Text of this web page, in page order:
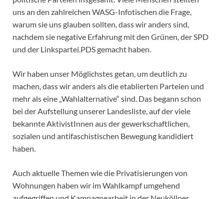
uns an den zahlreichen WASG-Infotischen die Frage,
warum sie uns glauben sollten, dass wir anders sind,
nachdem sie negative Erfahrung mit den Grünen, der SPD
und der Linkspartei.PDS gemacht haben.
Wir haben unser Möglichstes getan, um deutlich zu
machen, dass wir anders als die etablierten Parteien und
mehr als eine „Wahlalternative“ sind. Das begann schon
bei der Aufstellung unserer Landesliste, auf der viele
bekannte AktivistInnen aus der gewerkschaftlichen,
sozialen und antifaschistischen Bewegung kandidiert
haben.
Auch aktuelle Themen wie die Privatisierungen von
Wohnungen haben wir im Wahlkampf umgehend